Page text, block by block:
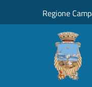
Regione